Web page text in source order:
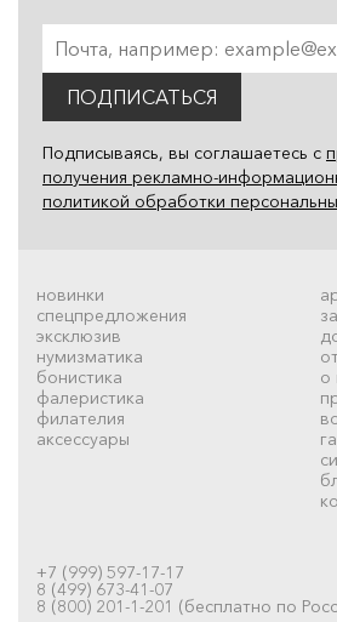
ПОДПИСАТЬСЯ
Подписываясь, вы соглашаетесь с
получения рекламно-
политикой обработки
новинки
спецпредложения
эксклюзив
нумизматика
бонистика
фалеристика
филателия
аксессуары
о
+7 (999) 597-17-17
8 (499) 673-41-07
8 (800) 201-1-201 (бесплатно по